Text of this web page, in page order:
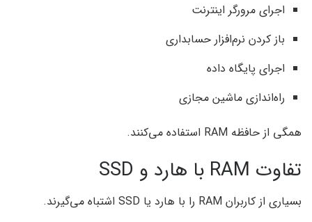
اجرای مرورگر اینترنت
باز کردن نرم‌افزار حسابداری
اجرای پایگاه داده
راه‌اندازی ماشین مجازی
همگی از حافظه RAM استفاده می‌کنند.
تفاوت RAM با هارد و SSD
بسیاری از کاربران RAM را با هارد یا SSD اشتباه می‌گیرند.